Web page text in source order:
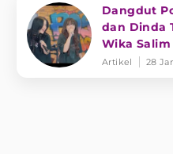
Dangdut
dan Dinda
Wika
Artikel 28